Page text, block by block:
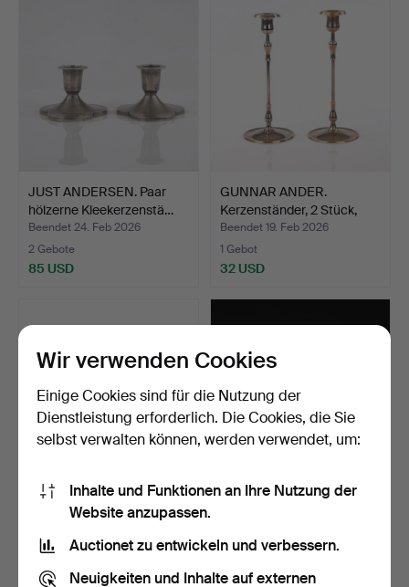
JUST ANDERSEN. Paar
hölzerne Kleekerzenstä…
Beendet 24. Feb 2026
2 Gebote
85 USD
GUNNAR ANDER.
Kerzenständer, 2 Stück,
Meta…
Beendet 19. Feb 2026
1 Gebot
32 USD
Ein Satz von 3
Nachtkerzenleuchtern und
Bü…
1 Gebot
32 USD
KJELL ENGMAN.
43 USD
Wir verwenden Cookies
Einige Cookies sind für die Nutzung der
Dienstleistung erforderlich. Die Cookies, die Sie
selbst verwalten können, werden verwendet, um:
Inhalte und Funktionen an Ihre Nutzung der
Website anzupassen.
Auctionet zu entwickeln und verbessern.
Neuigkeiten und Inhalte auf externen